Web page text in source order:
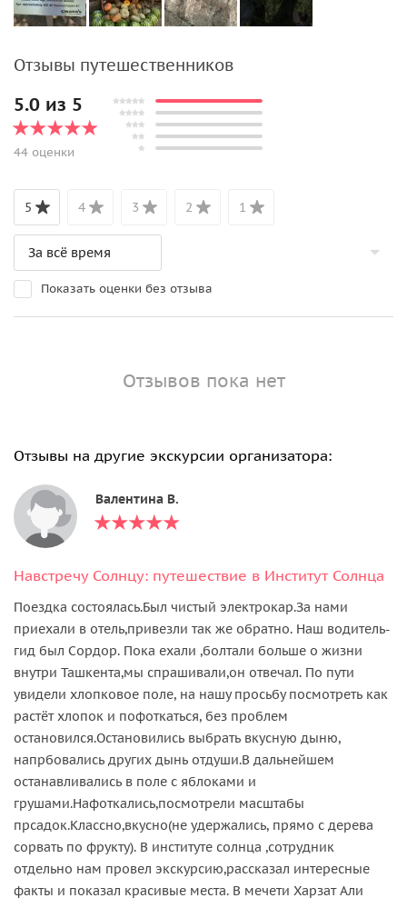
Отзывы путешественников
5.0 из 5
44 оценки
5 4 3 2 1
Показать оценки без отзыва
Отзывов пока нет
Отзывы на другие экскурсии организатора:
Валентина В.
Навстречу Солнцу: путешествие в Институт Солнца
Поездка состоялась.Был чистый электрокар.За нами
приехали в отель,привезли так же обратно. Наш водитель-
гид был Сордор. Пока ехали ,болтали больше о жизни
внутри Ташкента,мы спрашивали,он отвечал. По пути
увидели хлопковое поле, на нашу просьбу посмотреть как
растёт хлопок и пофоткаться, без проблем
остановился.Остановились выбрать вкусную дыню,
напрбовались других дынь отдуши.В дальнейшем
останавливались в поле с яблоками и
грушами.Нафоткались,посмотрели масштабы
прсадок.Классно,вкусно(не удержались, прямо с дерева
сорвать по фрукту). В институте солнца ,сотрудник
отдельно нам провел экскурсию,рассказал интересные
факты и показал красивые места. В мечети Харзат Али